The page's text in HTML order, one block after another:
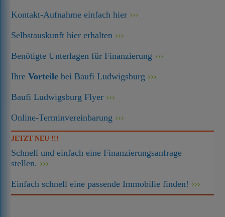
Kontakt-Aufnahme einfach hier
Selbstauskunft hier erhalten
Benötigte Unterlagen für Finanzierung
IhreVorteile bei Baufi Ludwigsburg
Baufi Ludwigsburg Flyer
Online-Terminvereinbarung
JETZT NEU !!!
Schnell und einfach eine Finanzierungsanfrage
stellen.
Einfach schnell eine passende Immobilie finden!